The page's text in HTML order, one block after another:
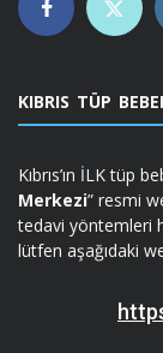
KIBRIS TÜP
Kıbrıs’ın İLK tüp
Merkezi” resmi
tedavi yöntemleri
lütfen aşağıdaki